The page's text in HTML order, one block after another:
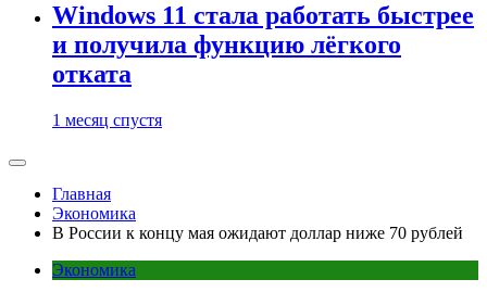
Windows 11 стала работать быстрее
и получила функцию лёгкого
отката
1 месяц спустя
Главная
Экономика
В России к концу мая ожидают доллар ниже 70 рублей
Экономика